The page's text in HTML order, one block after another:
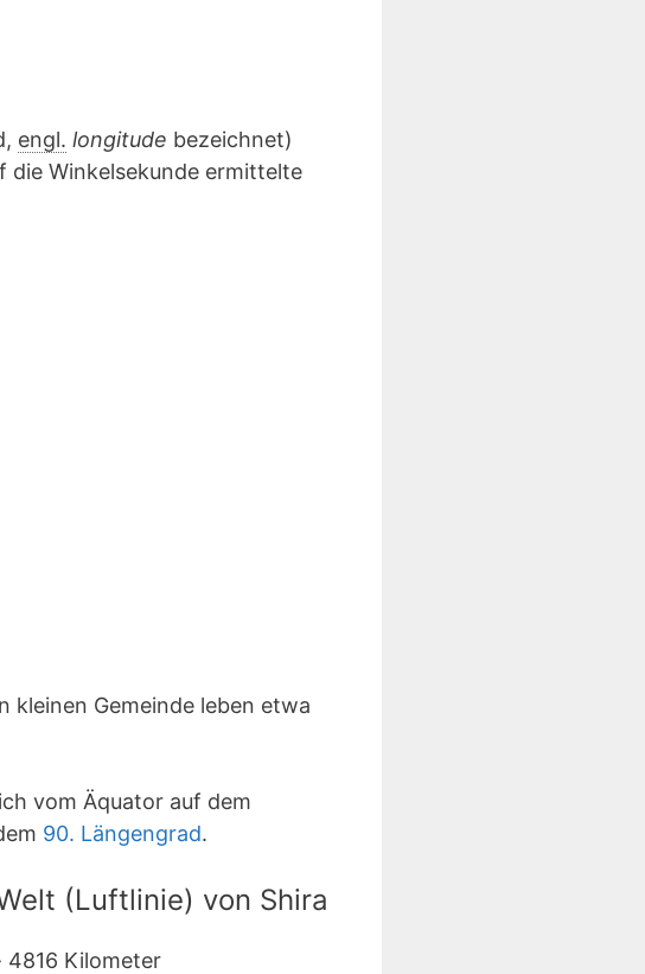
engl. longitude bezeichnet)
die Winkelsekunde ermittelte
kleinen Gemeinde leben etwa
vom Äquator auf dem
90. Längengrad.
(Luftlinie) von Shira
4816 Kilometer